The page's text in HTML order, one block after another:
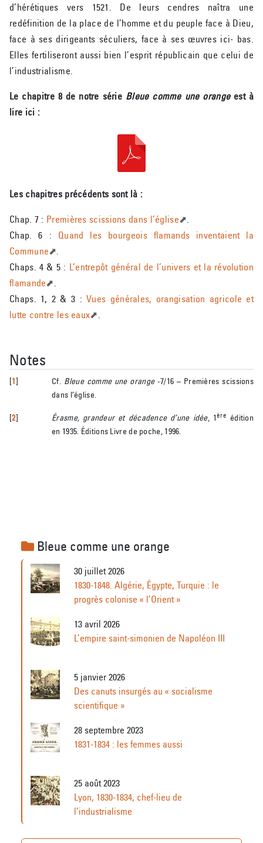
d’hérétiques vers 1521. De leurs cendres naîtra une
redéfinition de la place de l’homme et du peuple face à Dieu,
face à ses dirigeants séculiers, face à ses œuvres ici- bas.
Elles fertiliseront aussi bien l’esprit républicain que celui de
l’industrialisme.
Le chapitre 8 de notre série Bleue comme une orangeest à
lire ici :
Les chapitres précédents sont là :
Chap. 7 : Premières scissions dans l’église
.
Chap. 6 : Quand les bourgeois flamands inventaient la
Commune
.
Chaps. 4 & 5 : L’entrepôt général de l’univers et la révolution
flamande
.
Chaps. 1, 2 & 3 :Vues générales, orangisation agricole et
lutte contre les eaux
.
Notes
[1] Cf. Bleue comme une orange-7/16 – Premières scissions
dans l’église.
[2] Érasme, grandeur et décadence d’une idée, 1ère
édition
en 1935. Éditions Livre de poche, 1996.
Bleue comme une orange
30 juillet 2026
1830-1848. Algérie, Égypte, Turquie : le
progrès colonise « l’Orient »
13 avril 2026
L’empire saint-simonien de Napoléon III
5 janvier 2026
Des canuts insurgés au « socialisme
scientifique »
28 septembre 2023
1831-1834 : les femmes aussi
25 août 2023
Lyon, 1830-1834, chef-lieu de
l’industrialisme